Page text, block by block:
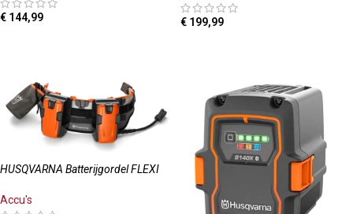
€ 144,99 € 199,99
HUSQVARNA Batterijgordel FLEXI
Accu's